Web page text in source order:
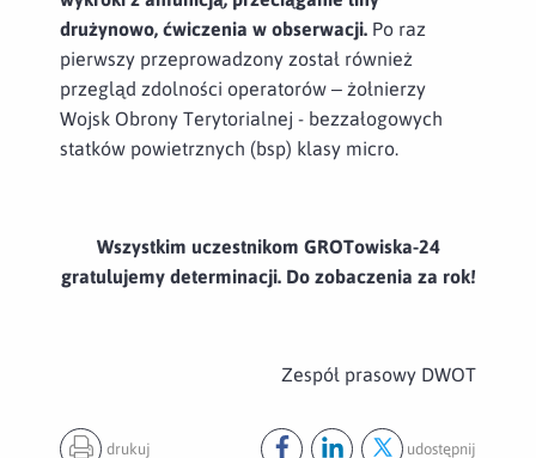
drużynowo, ćwiczenia w obserwacji. Po raz
pierwszy przeprowadzony został również
przegląd zdolności operatorów – żołnierzy
Wojsk Obrony Terytorialnej - bezzałogowych
statków powietrznych (bsp) klasy micro.
Wszystkim uczestnikom GROTowiska-24
gratulujemy determinacji. Do zobaczenia za rok!
Zespół prasowy DWOT
drukuj udostępnij